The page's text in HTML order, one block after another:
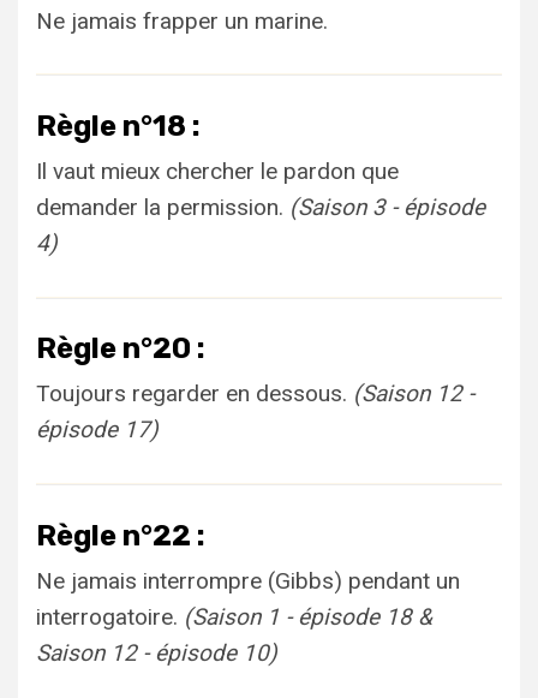
Ne jamais frapper un marine.
Règle n°18 :
Il vaut mieux chercher le pardon que
demander la permission. (Saison 3 - épisode
4)
Règle n°20 :
Toujours regarder en dessous. (Saison 12 -
épisode 17)
Règle n°22 :
Ne jamais interrompre (Gibbs) pendant un
interrogatoire. (Saison 1 - épisode 18 &
Saison 12 - épisode 10)